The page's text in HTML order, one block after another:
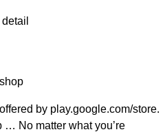
by play.google.com/store.
… No matter what you’re